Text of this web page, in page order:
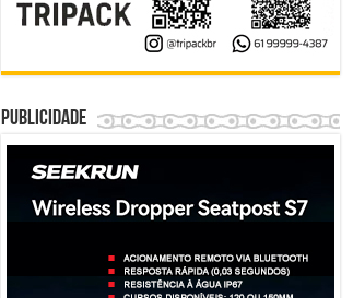
Publicidade